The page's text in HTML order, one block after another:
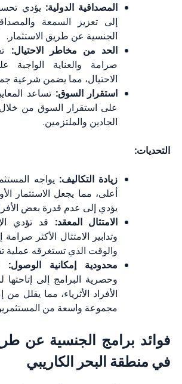
المصداقية الدولية:يؤدي تحسين سلامة
إلى تعزيز السمعة والمصداقية الدولية
الجنسية عن طريق الاستثمار.
الحد من مخاطر الاحتيال:تعمل اللوائح
صرامة والعناية الواجبة على تقليل
الاحتيال، مما يضمن شرعية جميع المشاركين.
استقرار السوق: تساعد المعايير والرسوم
على استقرار السوق من خلال جذب
الجادين والملتزمين.
زيادة التكاليف: يواجه المستثمرون الجدد
أعلى، مما يجعل الاستثمار الأولي أكثر تكلفة
يؤدي إلى عدم قدرة بعض الأفراد على الوصول.
الامتثال المعقد: قد تؤدي الإجراءات
وتدابير الامتثال الأكثر صرامة إلى زيادة
والوقت الذي تستغرقه عملية تقديم الطلبات.
محدودية إمكانية الوصول:تؤدي زيادة
وحصرية البرامج إلى إتاحتها لمجموعة
الأفراد الأثرياء، مما يقلل من إمكانية الوصول
مجموعة واسعة من المستثمرين.
الجنسية عن طريق
الكاريبي